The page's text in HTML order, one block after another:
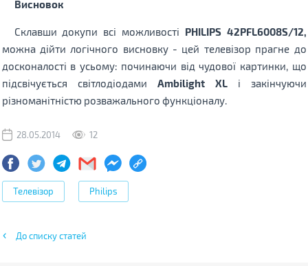
Висновок
Склавши докупи всі можливості PHILIPS 42PFL6008S/12,
можна дійти логічного висновку - цей телевізор прагне до
досконалості в усьому: починаючи від чудової картинки, що
підсвічується світлодіодами Ambilight XL
і закінчуючи
різноманітністю розважального функціоналу.
28.05.2014 12
Телевізор Philips
До списку статей